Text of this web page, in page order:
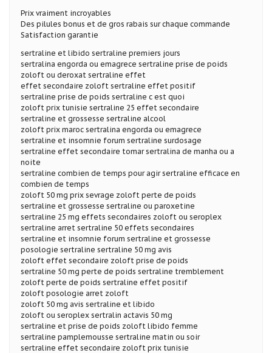
Prix vraiment incroyables
Des pilules bonus et de gros rabais sur chaque commande
Satisfaction garantie
sertraline et libido sertraline premiers jours
sertralina engorda ou emagrece sertraline prise de poids
zoloft ou deroxat sertraline effet
effet secondaire zoloft sertraline effet positif
sertraline prise de poids sertraline c est quoi
zoloft prix tunisie sertraline 25 effet secondaire
sertraline et grossesse sertraline alcool
zoloft prix maroc sertralina engorda ou emagrece
sertraline et insomnie forum sertraline surdosage
sertraline effet secondaire tomar sertralina de manha ou a
noite
sertraline combien de temps pour agir sertraline efficace en
combien de temps
zoloft 50 mg prix sevrage zoloft perte de poids
sertraline et grossesse sertraline ou paroxetine
sertraline 25 mg effets secondaires zoloft ou seroplex
sertraline arret sertraline 50 effets secondaires
sertraline et insomnie forum sertraline et grossesse
posologie sertraline sertraline 50 mg avis
zoloft effet secondaire zoloft prise de poids
sertraline 50 mg perte de poids sertraline tremblement
zoloft perte de poids sertraline effet positif
zoloft posologie arret zoloft
zoloft 50 mg avis sertraline et libido
zoloft ou seroplex sertralin actavis 50 mg
sertraline et prise de poids zoloft libido femme
sertraline pamplemousse sertraline matin ou soir
sertraline effet secondaire zoloft prix tunisie